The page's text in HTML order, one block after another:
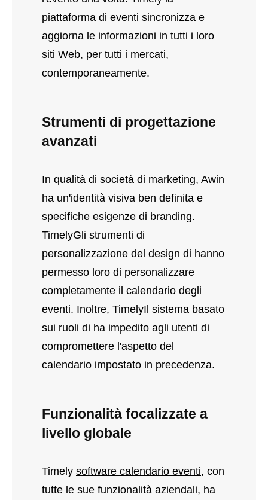
piattaforma di eventi sincronizza e
aggiorna le informazioni in tutti i loro
siti Web, per tutti i mercati,
contemporaneamente.
Strumenti di progettazione
avanzati
In qualità di società di marketing, Awin
ha un'identità visiva ben definita e
specifiche esigenze di branding.
TimelyGli strumenti di
personalizzazione del design di hanno
permesso loro di personalizzare
completamente il calendario degli
eventi. Inoltre, TimelyIl sistema basato
sui ruoli di ha impedito agli utenti di
compromettere l'aspetto del
calendario impostato in precedenza.
Funzionalità focalizzate a
livello globale
Timely software calendario eventi, con
tutte le sue funzionalità aziendali, ha